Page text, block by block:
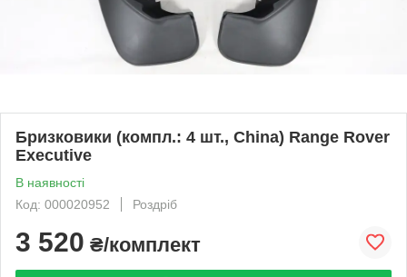
Бризковики (компл.: 4 шт., China) Range Rover
Executive
В наявності
Код: 000020952
Роздріб
3 520 ₴/комплект